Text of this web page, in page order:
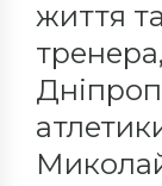
життя